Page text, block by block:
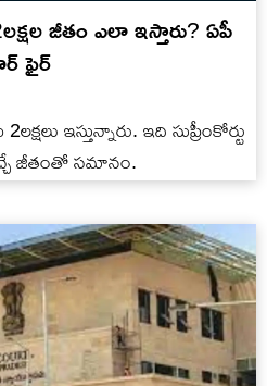
జీతం ఎలా ఇస్తారు? ఏపీ
ఫైర్
ఇస్తున్నారు. ఇది సుప్రీంకోర్టు
జీతంతో సమానం.